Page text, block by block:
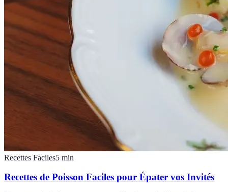
Recettes Faciles5 min
Recettes de Poisson Faciles pour Épater vos Invités